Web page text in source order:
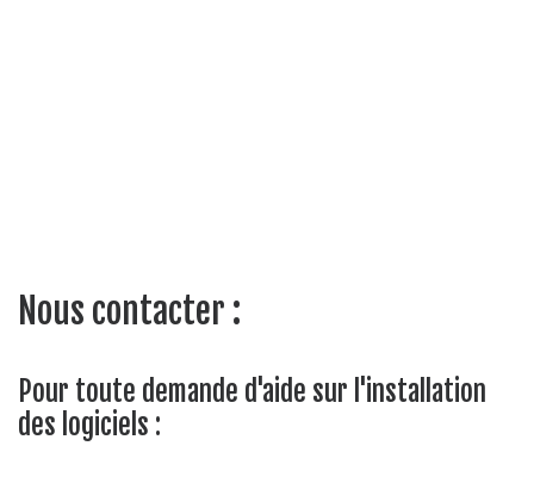
Nous contacter :
Pour toute demande d'aide sur l'installation
des logiciels :